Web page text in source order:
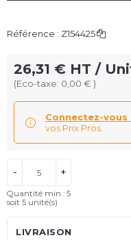
Référence : Z154425
26,31 € HT /
(Eco-taxe: 0,00 € )
Connectez-
vos Prix Pros.
- +
Quantité min : 5
soit 5 unité(s)
LIVRAISON